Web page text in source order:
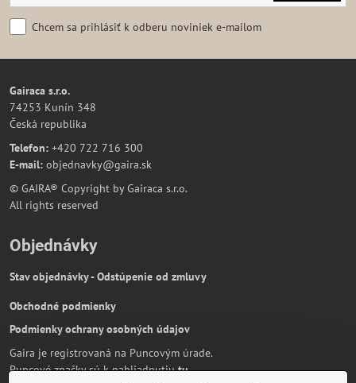
Chcem sa prihlásiť k odberu noviniek e-mailom
Gairaca s.r.o.
74253 Kunín 348
Česká republika
Telefon: +420 722 716 300
E-mail: objednavky@gaira.sk
© GAIRA® Copyright by Gairaca s.r.o.
All rights reserved
Objednávky
Stav objednávky - Odstúpenie od zmluvy
Obchodné podmienky
Podmienky ochrany osobných údajov
Gaira je registrovaná na Puncovým úrade.
Puncové značky sú k nahliadnutiutu.